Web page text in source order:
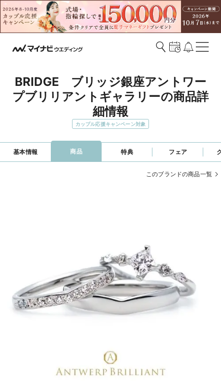
BRIDGE　ブリッジ銀座アントワー
プブリリアントギャラリーの商品詳
細情報
カップル応援キャンペーン対象
基本情報 商品 特典 フェア
このブランドの商品一覧